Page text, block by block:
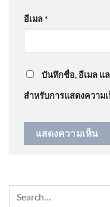
ไว้ใจหน…
อีเมล*
บันทึกชื่อ, อีเมล แ
สำหรับการแสดงความ